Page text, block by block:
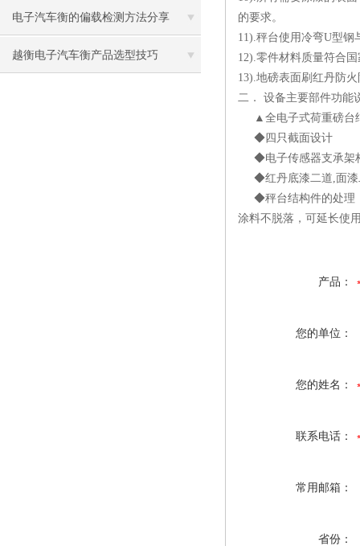
电子汽车衡的偏载检测方法分享
越衡电子汽车衡产品选型技巧
的要求。
11).秤台使用冷弯U型
12).零件材料质量符合
13).地磅表面刷红丹防
二． 设备主要部件功能
▲全电子式荷重磅
◆四只截面设计
◆电子传感器支承
◆红丹底漆二道,面漆
◆秤台结构件的处理，
涂料不脱落，可延长使
产品：
您的单位：
您的姓名：
联系电话：
常用邮箱：
省份：